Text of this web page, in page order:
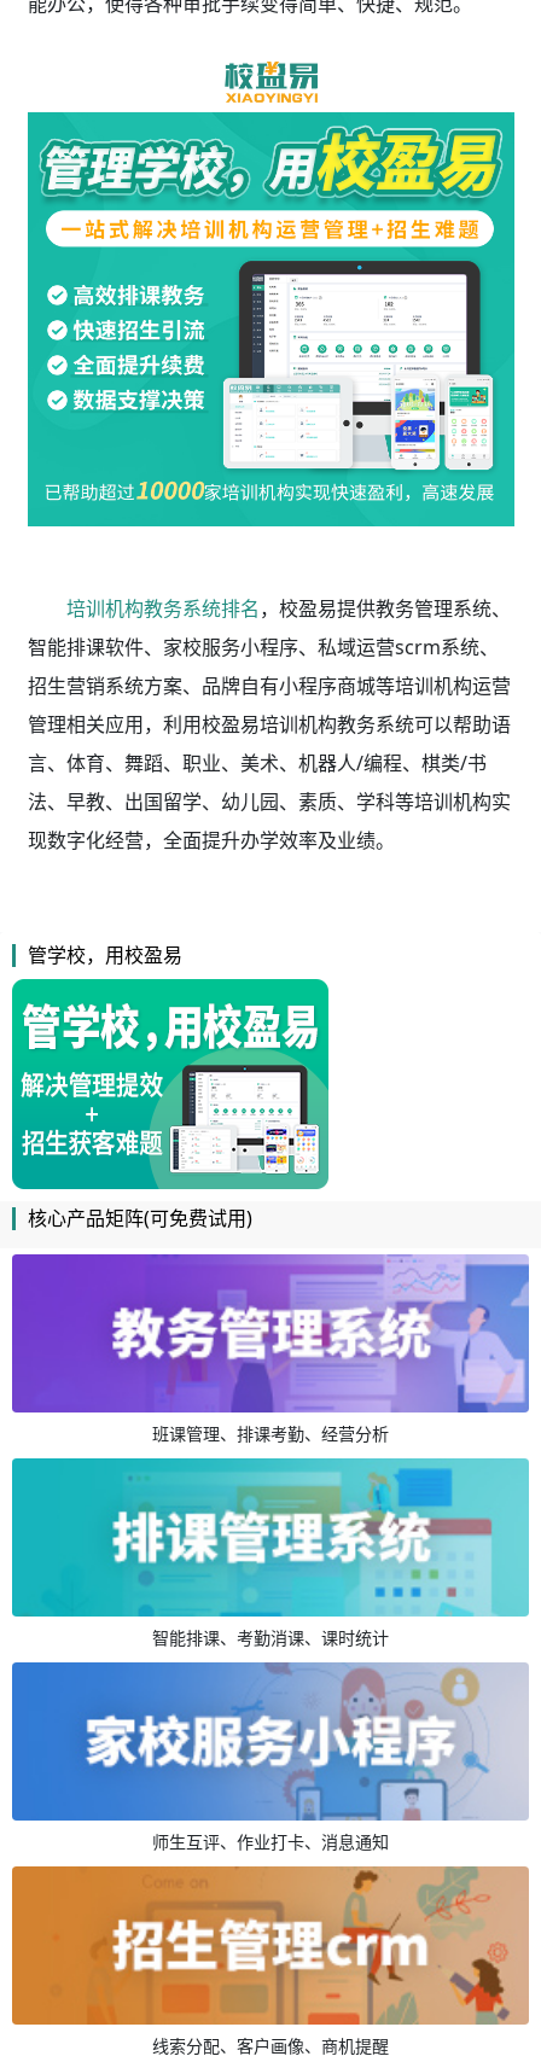
培训机构教务系统排名，校盈易提供教务管理系统、
智能排课软件、家校服务小程序、私域运营scrm系统、
招生营销系统方案、品牌自有小程序商城等培训机构运营
管理相关应用，利用校盈易培训机构教务系统可以帮助语
言、体育、舞蹈、职业、美术、机器人/编程、棋类/书
法、早教、出国留学、幼儿园、素质、学科等培训机构实
现数字化经营，全面提升办学效率及业绩。
管学校，用校盈易
核心产品矩阵(可免费试用)
班课管理、排课考勤、经营分析
智能排课、考勤消课、课时统计
师生互评、作业打卡、消息通知
线索分配、客户画像、商机提醒